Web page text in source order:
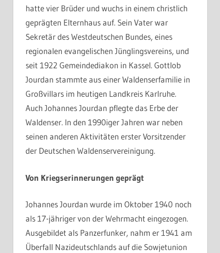
hatte vier Brüder und wuchs in einem christlich
geprägten Elternhaus auf. Sein Vater war
Sekretär des Westdeutschen Bundes, eines
regionalen evangelischen Jünglingsvereins, und
seit 1922 Gemeindediakon in Kassel. Gottlob
Jourdan stammte aus einer Waldenserfamilie in
Großvillars im heutigen Landkreis Karlruhe.
Auch Johannes Jourdan pflegte das Erbe der
Waldenser. In den 1990iger Jahren war neben
seinen anderen Aktivitäten erster Vorsitzender
der Deutschen Waldenservereinigung.
Von Kriegserinnerungen geprägt
Johannes Jourdan wurde im Oktober 1940 noch
als 17-jähriger von der Wehrmacht eingezogen.
Ausgebildet als Panzerfunker, nahm er 1941 am
Überfall Nazideutschlands auf die Sowjetunion